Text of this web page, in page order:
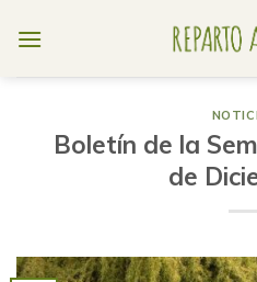
Boletín de la
de